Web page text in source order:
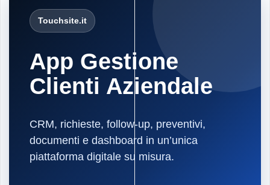
Touchsite.it
App Gestione
Clienti Aziendale
CRM, richieste, follow-up, preventivi,
documenti e dashboard in un’unica
piattaforma digitale su misura.